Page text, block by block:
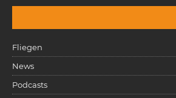
Fliegen
News
Podcasts